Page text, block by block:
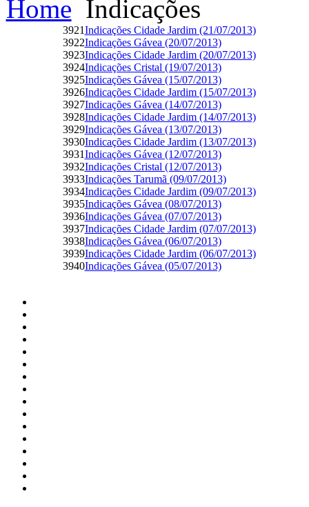
Home Indicações
3921Indicações Cidade Jardim (21/07/2013)
3922Indicações Gávea (20/07/2013)
3923Indicações Cidade Jardim (20/07/2013)
3924Indicações Cristal (19/07/2013)
3925Indicações Gávea (15/07/2013)
3926Indicações Cidade Jardim (15/07/2013)
3927Indicações Gávea (14/07/2013)
3928Indicações Cidade Jardim (14/07/2013)
3929Indicações Gávea (13/07/2013)
3930Indicações Cidade Jardim (13/07/2013)
3931Indicações Gávea (12/07/2013)
3932Indicações Cristal (12/07/2013)
3933Indicações Tarumã (09/07/2013)
3934Indicações Cidade Jardim (09/07/2013)
3935Indicações Gávea (08/07/2013)
3936Indicações Gávea (07/07/2013)
3937Indicações Cidade Jardim (07/07/2013)
3938Indicações Gávea (06/07/2013)
3939Indicações Cidade Jardim (06/07/2013)
3940Indicações Gávea (05/07/2013)